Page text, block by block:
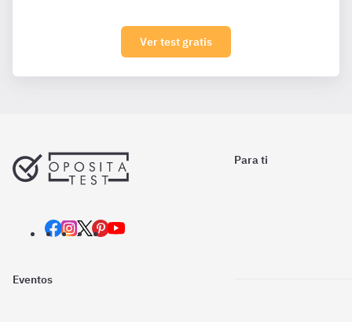
Ver test gratis
Para ti
Eventos